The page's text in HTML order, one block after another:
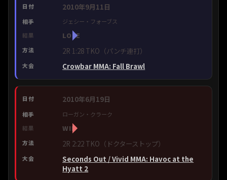
2010年9月11日
ジェシー・フォーブス
LOSE
2R 1:28 TKO（パンチ連打）
Crowbar MMA: Fall Brawl
2010年6月19日
ローガン・クラーク
WIN
2R 2:22 TKO（ドクターストップ）
Seconds Out / Vivid MMA: Havoc at the
Hyatt 2